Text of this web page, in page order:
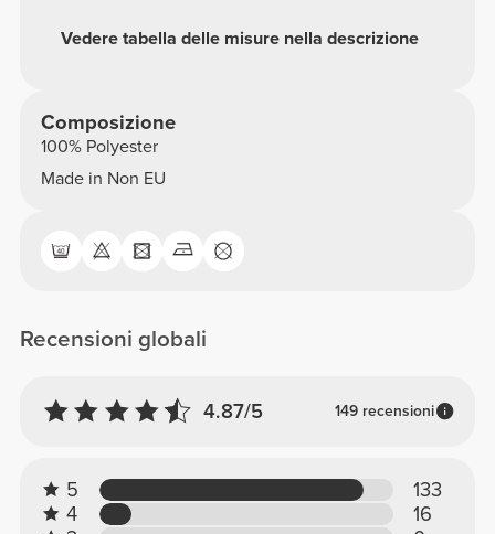
Vedere tabella delle misure nella descrizione
Composizione
100% Polyester
Made in Non EU
Recensioni globali
4.87/5 149 recensioni
5
133
4
16